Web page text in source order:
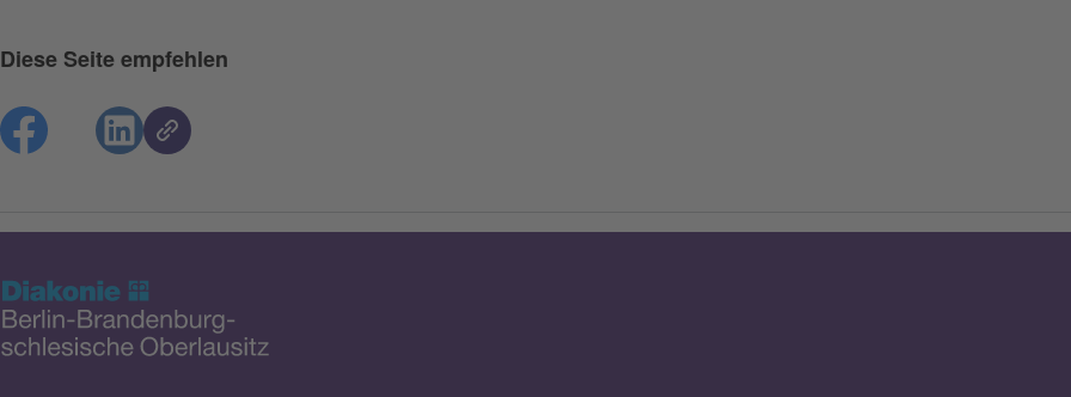
Diese Seite empfehlen